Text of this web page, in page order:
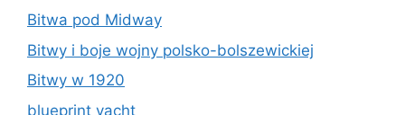
Bitwa pod Midway
Bitwy i boje wojny polsko-bolszewickiej
Bitwy w 1920
blueprint yacht